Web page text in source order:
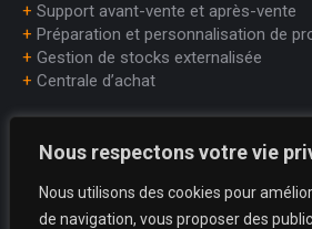
Nous respectons votre vie
Nous utilisons des cookies pour
de navigation, vous proposer des
+ Support avant-vente et après-vente
+ Préparation et personnalisation de
+ Gestion de stocks externalisée
+ Centrale d’achat
Téléphone:
+33 (0)1.45.75.97.70